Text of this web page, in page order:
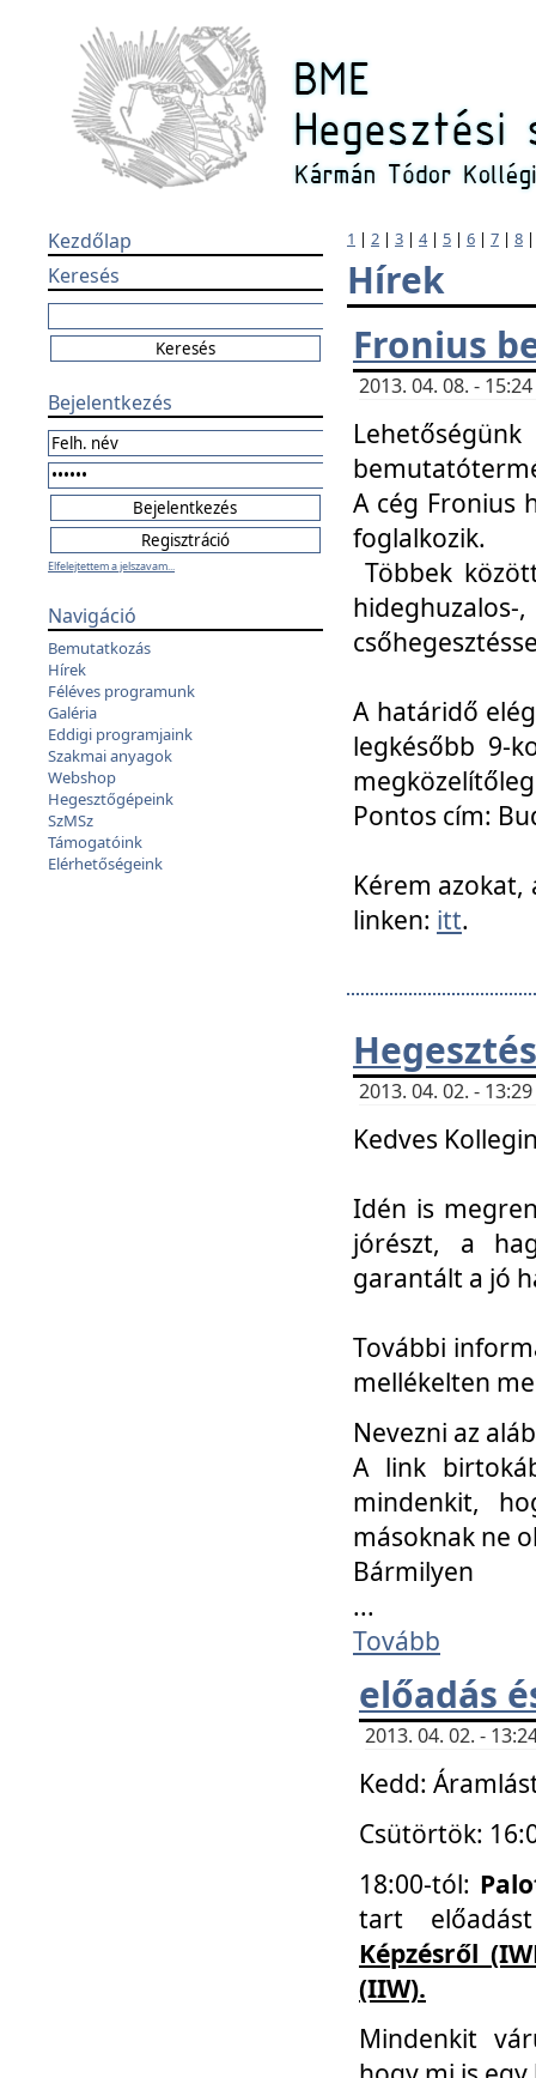
Kezdőlap
Keresés
Bejelentkezés
Elfelejtettem a jelszavam...
Navigáció
Bemutatkozás
Hírek
Féléves programunk
Galéria
Eddigi programjaink
Szakmai anyagok
Webshop
Hegesztőgépeink
SzMSz
Támogatóink
Elérhetőségeink
1 | 2 | 3 | 4| 5 | 6 | 7 | 8
Hírek
Fronius
2013. 04. 08. -
A cég Fronius
foglalkozik.
Többek
A határidő
legkésőbb 9-
Pontos cím:
Kérem azokat,
linken: itt.
2013. 04. 02. -
Kedves
Idén is
jórészt, a
garantált a jó
További
mellékelten
Nevezni az
A link
mindenkit,
másoknak ne
Bármilyen
...
Tovább
előadás
2013. 04. 02. -
Kedd:
Csütörtök:
18:00-tól:
tart
Képzésről
(IIW).
Mindenkit